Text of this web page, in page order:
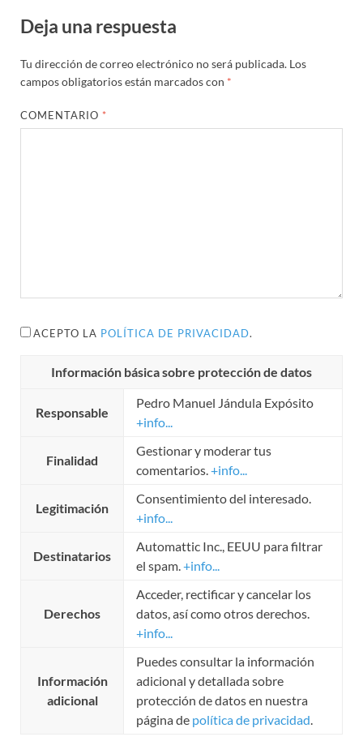
Deja una respuesta
Tu dirección de correo electrónico no será publicada. Los
campos obligatorios están marcados con *
COMENTARIO *
ACEPTO LA POLÍTICA DE PRIVACIDAD.
Información básica sobre protección de datos
Responsable
Pedro Manuel Jándula Expósito
+info...
Finalidad
Gestionar y moderar tus
comentarios.+info...
Legitimación
Consentimiento del interesado.
+info...
Destinatarios
Automattic Inc., EEUU para filtrar
el spam.+info...
Derechos
Acceder, rectificar y cancelar los
datos, así como otros derechos.
+info...
Información
adicional
Puedes consultar la información
adicional y detallada sobre
protección de datos en nuestra
página de política de privacidad.